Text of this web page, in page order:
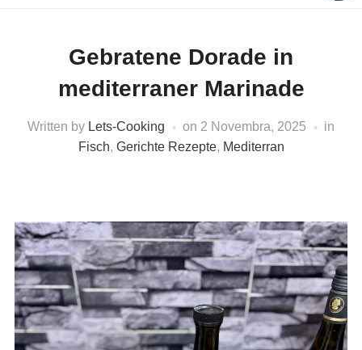
Gebratene Dorade in
mediterraner Marinade
Written by Lets-Cooking on 2 Novembra, 2025
in
Fisch, Gerichte Rezepte, Mediterran